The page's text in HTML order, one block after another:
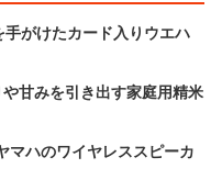
がけたカード入りウエハ
甘みを引き出す家庭用精米
マハのワイヤレススピーカ